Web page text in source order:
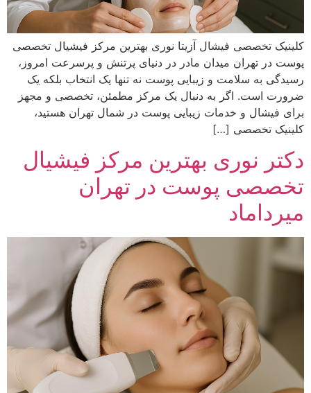
کلینیک تخصصی فیشال آزیتا نوری بهترین مرکز فیشیال تخصصی
پوست در تهران میدان مادر در دنیای پرتنش و پرسرعت امروز،
رسیدگی به سلامت و زیبایی پوست نه تنها یک انتخاب بلکه یک
ضرورت است. اگر به دنبال یک مرکز مطمئن، تخصصی و مجهز
برای فیشال و خدمات زیبایی پوست در شمال تهران هستید،
کلینیک تخصصی […]
دکتر نوری بهترین مرکز فیشیال
تخصصی پوست در تهران
میرداماد